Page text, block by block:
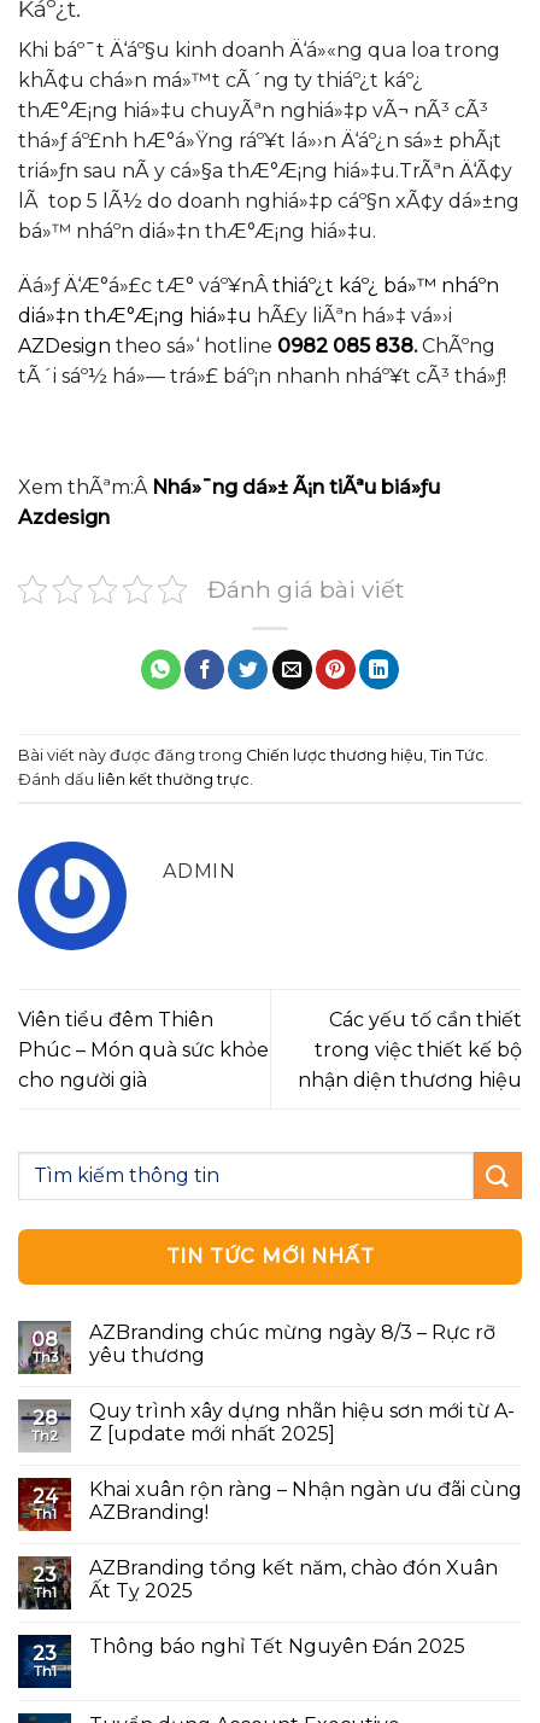
Káº¿t.
Khi báº¯t Ä‘áº§u kinh doanh Ä‘á»«ng qua loa trong
khÃ¢u chá»n má»™t cÃ´ng ty thiáº¿t káº¿
thÆ°Æ¡ng hiá»‡u chuyÃªn nghiá»‡p vÃ¬ nÃ³ cÃ³
thá»ƒ áº£nh hÆ°á»Ÿng ráº¥t lá»›n Ä‘áº¿n sá»± phÃ¡t
triá»ƒn sau nÃ y cá»§a thÆ°Æ¡ng hiá»‡u.TrÃªn Ä‘Ã¢y
lÃ top 5 lÃ½ do doanh nghiá»‡p cáº§n xÃ¢y dá»±ng
bá»™ nháº­n diá»‡n thÆ°Æ¡ng hiá»‡u.
Äá»ƒ Ä‘Æ°á»£c tÆ° váº¥nÂthiáº¿t káº¿ bá»™ nháº­n
diá»‡n thÆ°Æ¡ng hiá»‡u hÃ£y liÃªn há»‡ vá»›i
AZDesign theo sá»‘ hotline 0982 085 838.ChÃºng
tÃ´i sáº½ há»— trá»£ báº¡n nhanh nháº¥t cÃ³ thá»ƒ!
Xem thÃªm:Â Nhá»¯ng dá»± Ã¡n tiÃªu biá»ƒu
Azdesign
Đánh giá bài viết
Bài viết này được đăng trong Chiến lược thương hiệu Tin Tức
Đánh dấu liên kết thường trực
ADMIN
Viên tiểu đêm Thiên
Phúc – Món quà sức khỏe
cho người già
Các yếu tố cần thiết
trong việc thiết kế bộ
nhận diện thương hiệu
TIN TỨC MỚI NHẤT
08
Th3
AZBranding chúc mừng ngày 8/3 – Rực rỡ
yêu thương
28
Th2
Quy trình xây dựng nhãn hiệu sơn mới từ A-
Z [update mới nhất 2025]
24
Th1
Khai xuân rộn ràng – Nhận ngàn ưu đãi cùng
AZBranding!
23
Th1
AZBranding tổng kết năm, chào đón Xuân
Ất Tỵ 2025
23
Th1
Thông báo nghỉ Tết Nguyên Đán 2025